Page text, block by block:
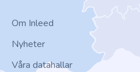
Om Inleed
Nyheter
Våra datahallar